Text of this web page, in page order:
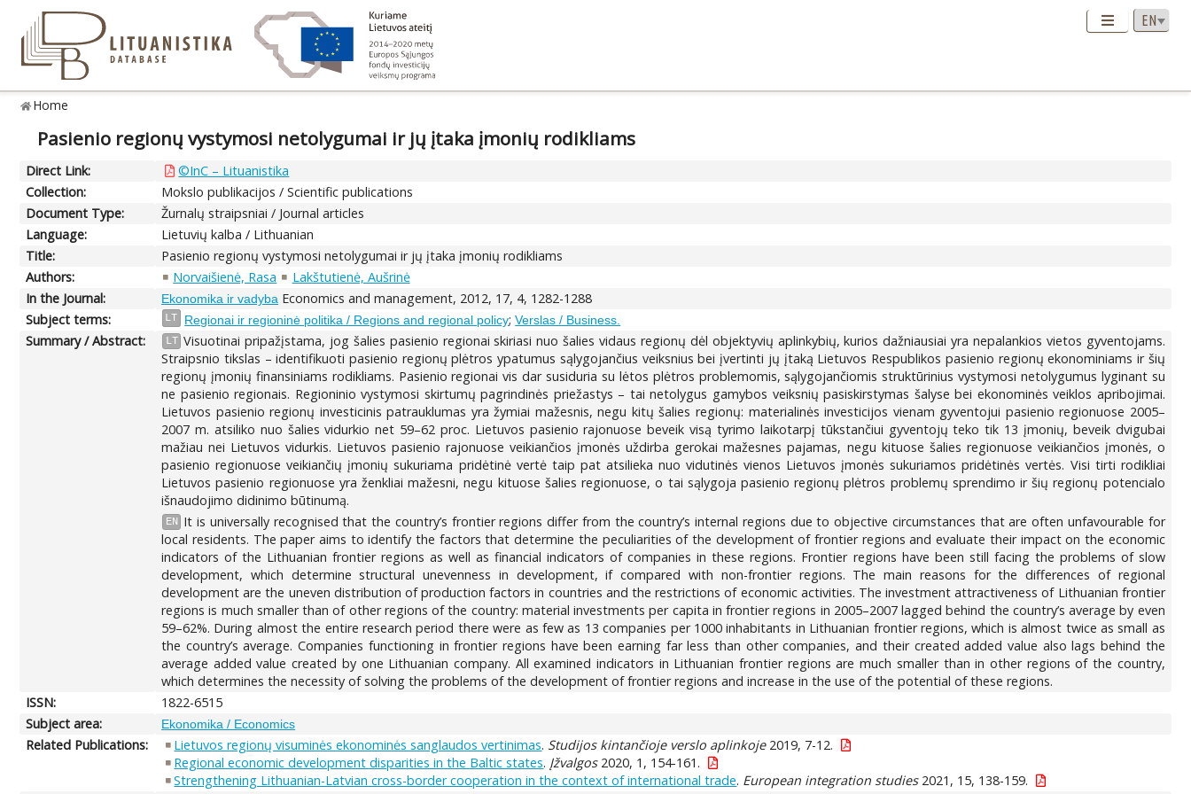
Home
Pasienio regionų vystymosi netolygumai ir jų įtaka įmonių rodikliams
Direct Link:
©InC – Lituanistika
Collection:
Mokslo publikacijos / Scientific publications
Document Type:
Žurnalų straipsniai / Journal articles
Language:
Lietuvių kalba / Lithuanian
Title:
Pasienio regionų vystymosi netolygumai ir jų įtaka įmonių rodikliams
Authors:
Norvaišienė, Rasa
Lakštutienė, Aušrinė
In the Journal:
Ekonomika ir vadyba Economics and management, 2012, 17, 4, 1282-1288
Subject terms:
LT Regionai ir regioninė politika / Regions and regional policy;Verslas / Business.
Summary / Abstract: LT Visuotinai pripažįstama, jog šalies pasienio regionai skiriasi nuo šalies vidaus regionų dėl objektyvių aplinkybių, kurios dažniausiai yra nepalankios vietos gyventojams.
Straipsnio tikslas – identifikuoti pasienio regionų plėtros ypatumus sąlygojančius veiksnius bei įvertinti jų įtaką Lietuvos Respublikos pasienio regionų ekonominiams ir šių
regionų įmonių finansiniams rodikliams. Pasienio regionai vis dar susiduria su lėtos plėtros problemomis, sąlygojančiomis struktūrinius vystymosi netolygumus lyginant su
ne pasienio regionais. Regioninio vystymosi skirtumų pagrindinės priežastys – tai netolygus gamybos veiksnių pasiskirstymas šalyse bei ekonominės veiklos apribojimai.
Lietuvos pasienio regionų investicinis patrauklumas yra žymiai mažesnis, negu kitų šalies regionų: materialinės investicijos vienam gyventojui pasienio regionuose 2005–
2007 m. atsiliko nuo šalies vidurkio net 59–62 proc. Lietuvos pasienio rajonuose beveik visą tyrimo laikotarpį tūkstančiui gyventojų teko tik 13 įmonių, beveik dvigubai
mažiau nei Lietuvos vidurkis. Lietuvos pasienio rajonuose veikiančios įmonės uždirba gerokai mažesnes pajamas, negu kituose šalies regionuose veikiančios įmonės, o
pasienio regionuose veikiančių įmonių sukuriama pridėtinė vertė taip pat atsilieka nuo vidutinės vienos Lietuvos įmonės sukuriamos pridėtinės vertės. Visi tirti rodikliai
Lietuvos pasienio regionuose yra ženkliai mažesni, negu kituose šalies regionuose, o tai sąlygoja pasienio regionų plėtros problemų sprendimo ir šių regionų potencialo
išnaudojimo didinimo būtinumą.
EN
It is universally recognised that the country’s frontier regions differ from the country’s internal regions due to objective circumstances that are often unfavourable for
local residents. The paper aims to identify the factors that determine the peculiarities of the development of frontier regions and evaluate their impact on the economic
indicators of the Lithuanian frontier regions as well as financial indicators of companies in these regions. Frontier regions have been still facing the problems of slow
development, which determine structural unevenness in development, if compared with non-frontier regions. The main reasons for the differences of regional
development are the uneven distribution of production factors in countries and the restrictions of economic activities. The investment attractiveness of Lithuanian frontier
regions is much smaller than of other regions of the country: material investments per capita in frontier regions in 2005–2007 lagged behind the country’s average by even
59–62%. During almost the entire research period there were as few as 13 companies per 1000 inhabitants in Lithuanian frontier regions, which is almost twice as small as
the country’s average. Companies functioning in frontier regions have been earning far less than other companies, and their created added value also lags behind the
average added value created by one Lithuanian company. All examined indicators in Lithuanian frontier regions are much smaller than in other regions of the country,
which determines the necessity of solving the problems of the development of frontier regions and increase in the use of the potential of these regions.
ISSN:
1822-6515
Subject area:
Ekonomika / Economics
Related Publications: Lietuvos regionų visuminės ekonominės sanglaudos vertinimas. Studijos kintančioje verslo aplinkoje2019, 7-12.
Regional economic development disparities in the Baltic states. Įžvalgos2020, 1, 154-161.
Strengthening Lithuanian-Latvian cross-border cooperation in the context of international trade. European integration studies2021, 15, 138-159.